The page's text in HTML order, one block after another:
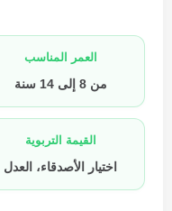
العمر المناسب
من 8 إلى 14 سنة
القيمة التربوية
اختيار الأصدقاء، العدل